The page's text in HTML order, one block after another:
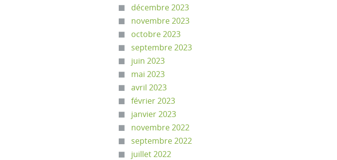
décembre 2023
novembre 2023
octobre 2023
septembre 2023
juin 2023
mai 2023
avril 2023
février 2023
janvier 2023
novembre 2022
septembre 2022
juillet 2022